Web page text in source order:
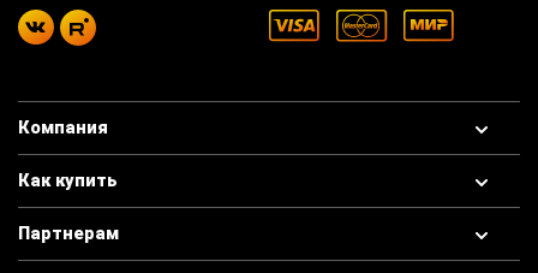
Компания
Как купить
Партнерам